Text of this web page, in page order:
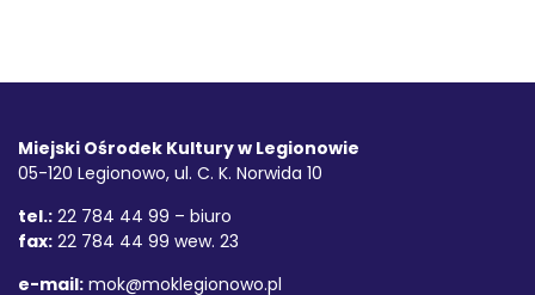
Adres
Miejski Ośrodek Kultury w Legionowie
05-120 Legionowo, ul. C. K. Norwida 10
tel.: 22 784 44 99 – biuro
fax: 22 784 44 99 wew. 23
e-mail: mok@moklegionowo.pl